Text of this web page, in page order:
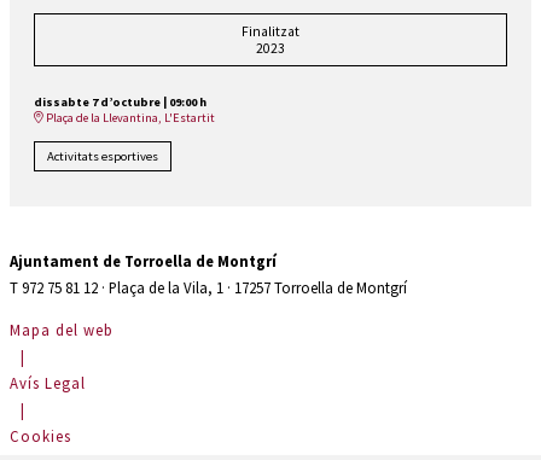
Finalitzat
2023
dissabte 7 d’octubre
09:00 h
Plaça de la Llevantina, L'Estartit
Activitats esportives
Ajuntament de Torroella de Montgrí
T 972 75 81 12 · Plaça de la Vila, 1 · 17257 Torroella de Montgrí
Mapa del web
|
Avís Legal
|
Cookies